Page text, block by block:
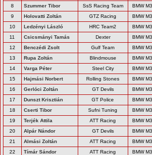
8
Szummer Tibor SsS Racing Team BMW
9
Holovatti Zoltán GTZ Racing BMW
10
Ledzényi László HRC Team2 BMW
11
Csicsmányi Tamás Dexter BMW
12
Benczédi Zsolt Gulf Team BMW
13
Rupa Zoltán Blindmouse BMW
14
Varga Péter Steel City BMW
15
Hajmási Norbert Rolling Stones BMW
16
Gerlóci Zoltán GT Devils BMW
17
Dunszt Krisztián GT Police BMW
18
Cserti Tibor Sufni Tuning BMW
19
Terjék Attila ATT Racing BMW
20
Alpár Nándor GT Devils BMW
21
Almási Zoltán ATT Racing BMW
22
Tímár Sándor ATT Racing BMW